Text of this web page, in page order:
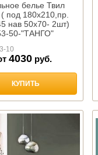
белье Твил
под 180х210,пр.
нав 50х70- 2шт)
50-"ТАНГО"
10
4030 руб.
КУПИТЬ